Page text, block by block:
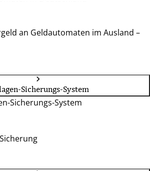
an Geldautomaten im Ausland –
Sicherungs-System
Sicherungs-System